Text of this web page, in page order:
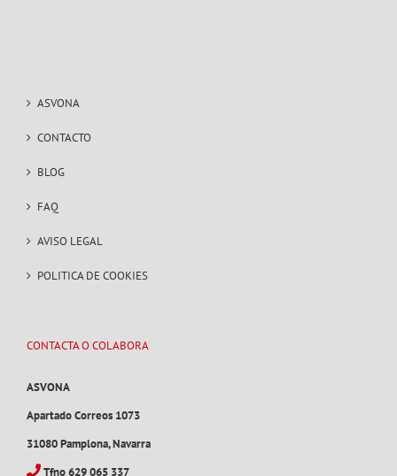
ASVONA
CONTACTO
BLOG
FAQ
AVISO LEGAL
POLITICA DE COOKIES
CONTACTA O COLABORA
ASVONA
Apartado Correos 1073
31080 Pamplona, Navarra
Tfno 629 065 337